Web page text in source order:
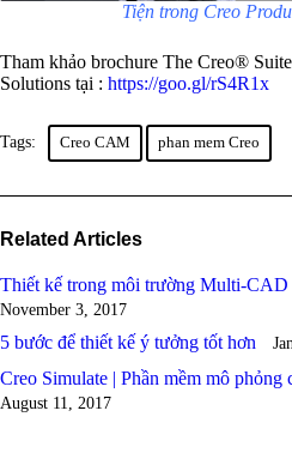
Tiện trong Creo
Tham khảo brochure The Creo®
Solutions tại : https://goo.gl/rS4R1x
Tags: Creo CAM phan mem Creo
Related Articles
Thiết kế trong môi trường Multi-
November 3, 2017
5 bước để thiết kế ý tưởng tốt hơn
Creo Simulate | Phần mềm mô phỏng
August 11, 2017